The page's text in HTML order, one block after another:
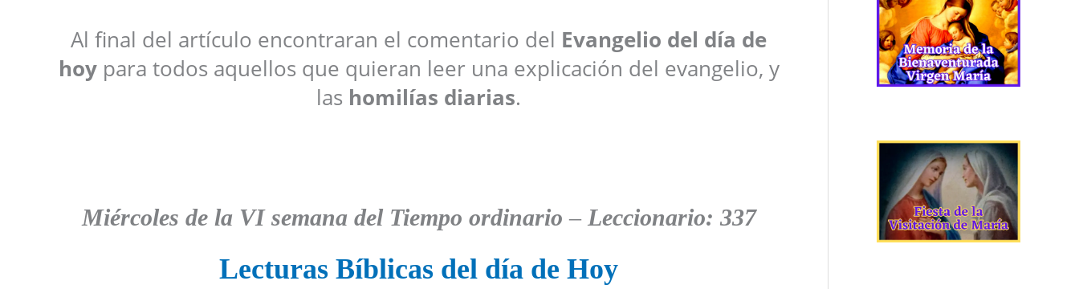
Al final del artículo encontraran el comentario del Evangelio del día de
hoypara todos aquellos que quieran leer una explicación del evangelio, y
las homilías diarias.
Miércoles de la VI semana del Tiempo ordinario – Leccionario: 337
Lecturas Bíblicas del día de Hoy